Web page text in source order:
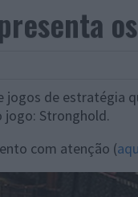
jogos de estratégia
jogo: Stronghold.
com atenção (